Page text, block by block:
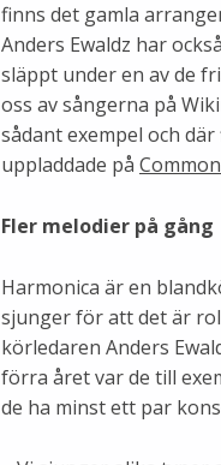
finns det gamla
Anders Ewaldz har
släppt under en av de
oss av sångerna på
sådant exempel och
uppladdade på
Fler melodier på gång
Harmonica är en
sjunger för att det är
körledaren Anders
förra året var de till
de ha minst ett par